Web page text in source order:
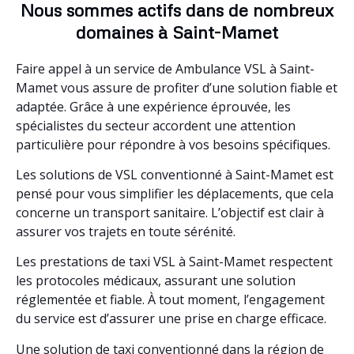
Nous sommes actifs dans de nombreux
domaines à Saint-Mamet
Faire appel à un service de Ambulance VSL à Saint-
Mamet vous assure de profiter d’une solution fiable et
adaptée. Grâce à une expérience éprouvée, les
spécialistes du secteur accordent une attention
particulière pour répondre à vos besoins spécifiques.
Les solutions de VSL conventionné à Saint-Mamet est
pensé pour vous simplifier les déplacements, que cela
concerne un transport sanitaire. L’objectif est clair à
assurer vos trajets en toute sérénité.
Les prestations de taxi VSL à Saint-Mamet respectent
les protocoles médicaux, assurant une solution
réglementée et fiable. À tout moment, l’engagement
du service est d’assurer une prise en charge efficace.
Une solution de taxi conventionné dans la région de